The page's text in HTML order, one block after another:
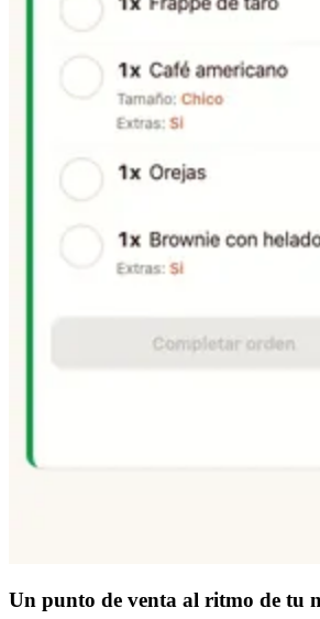
Un punto de venta al ritmo de tu